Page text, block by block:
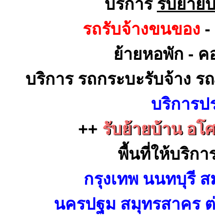
บริการ รับย้าย
รถรับจ้างขนของ -
ย้ายหอพัก -
บริการ รถกระบะรับจ้าง
บริการป
++ รับย้ายบ้าน อโ
พื้นที่ให้บริกา
กรุงเทพ นนทบุรี
นครปฐม สมุทรสาคร